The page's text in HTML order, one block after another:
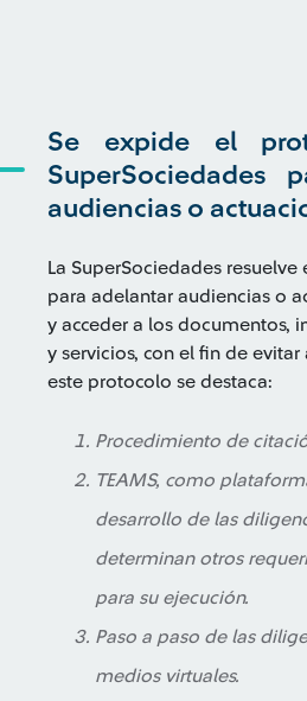
Se expide el
SuperSociedades
audiencias o
La SuperSociedades
para adelantar audiencias o
y acceder a los documentos,
y servicios, con el fin de
este protocolo se destaca:
Procedimiento de
TEAMS, como
desarrollo de las
determinan otros
para su ejecución.
Paso a paso de las
medios virtuales.